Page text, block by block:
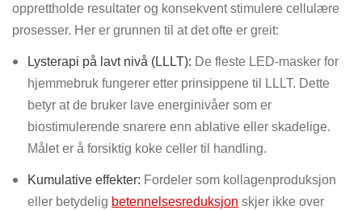
opprettholde resultater og konsekvent stimulere cellulære
prosesser. Her er grunnen til at det ofte er greit:
Lysterapi på lavt nivå (LLLT): De fleste LED-masker for
hjemmebruk fungerer etter prinsippene til LLLT. Dette
betyr at de bruker lave energinivåer som er
biostimulerende snarere enn ablative eller skadelige.
Målet er å forsiktig koke celler til handling.
Kumulative effekter: Fordeler som kollagenproduksjon
eller betydelig betennelsesreduksjon skjer ikke over